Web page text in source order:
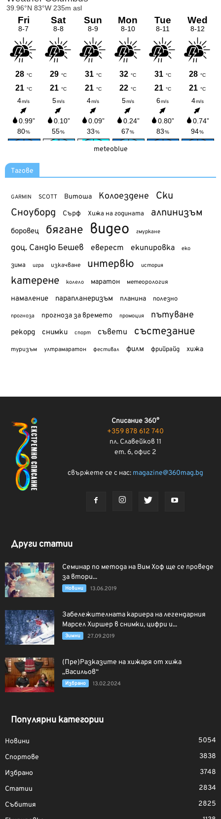
meteoblue
Тагове
GARMIN SCOTT Витоша Колоездене Ски
Сноуборд Сърф Хижа на годината алпинизъм
боровец бягане видео гмуркане
доц. Сандю Бешев еверест екипировка еко
зима игра изкачване интервю история
катерене колело маратон метеорология
намаление парапланеризъм планина полезно
прогноза прогноза за времето промоция пътуване
рекорд снимки спорт съвети състезание
туризъм ултрамаратон фестивал филм фрийрайд хижа
Списание 360°
+359 878 612 740
пл. Славейков 11
ет. 6, офис 2
свържете се с нас: magazine@360mag.bg
Други статии
Семинар по метода на Вим Хоф ще се проведе
за втори...
Новини 13.06.2019
Забележителната кариера на легендарния
Марсел Хиршер в снимки, цифри и...
Зимни 27.09.2019
(Пре)Разказите на хижаря от хижа
„Васильов“
Избрано 13.02.2024
Популярни категории
Новини
5054
Спортове
3838
Избрано
3748
Статии
2834
Събития
2825